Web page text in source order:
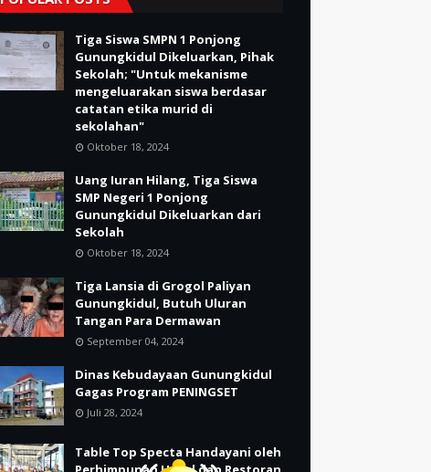
Tiga Siswa SMPN 1 Ponjong
Gunungkidul Dikeluarkan, Pihak
Sekolah; "Untuk mekanisme
mengeluarakan siswa berdasar
catatan etika murid di
sekolahan"
Oktober 18, 2024
Uang Iuran Hilang, Tiga Siswa
SMP Negeri 1 Ponjong
Gunungkidul Dikeluarkan dari
Sekolah
Oktober 18, 2024
Tiga Lansia di Grogol Paliyan
Gunungkidul, Butuh Uluran
Tangan Para Dermawan
September 04, 2024
Dinas Kebudayaan Gunungkidul
Gagas Program PENINGSET
Juli 28, 2024
Table Top Specta Handayani oleh